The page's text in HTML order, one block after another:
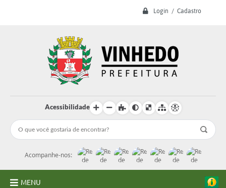
Login / Cadastro
Acessibilidade
Acompanhe-nos:
MENU